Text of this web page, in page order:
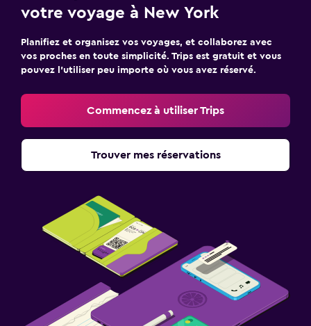
votre voyage à New York
Planifiez et organisez vos voyages, et collaborez avec
vos proches en toute simplicité. Trips est gratuit et vous
pouvez l’utiliser peu importe où vous avez réservé.
Commencez à utiliser Trips
Trouver mes réservations